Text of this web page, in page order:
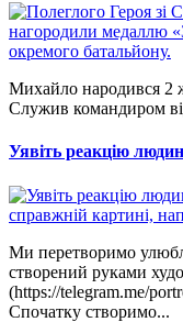
Михайло народився 2
Служив командиром
Уявіть реакцію
Ми перетворимо
створений руками
(https://telegram.me/
Спочатку створимо...